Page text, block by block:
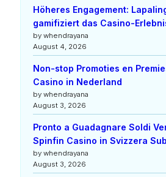
Höheres Engagement:
gamifiziert das Casino-
by whendrayana
August 4, 2026
Non-stop Promoties en
Casino in Nederland
by whendrayana
August 3, 2026
Pronto a Guadagnare Soldi
Spinfin Casino in Svizzera
by whendrayana
August 3, 2026